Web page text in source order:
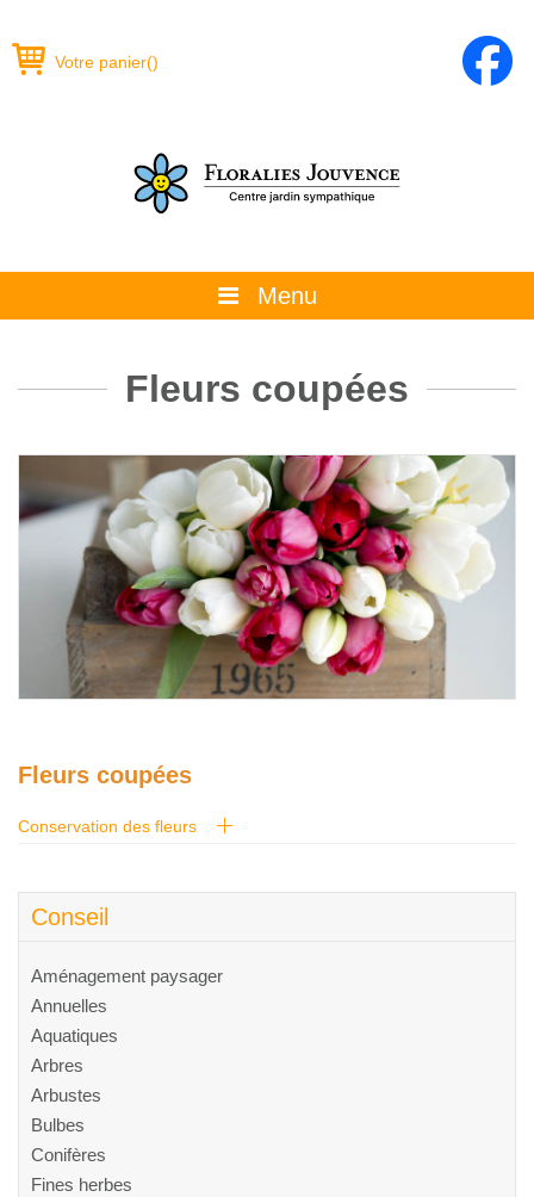
Votre panier()
Menu
La boutique
Conseils
Glossaire
Calendrier horticole
Emplois
Service à la clientèle
Fleurs coupées
Fleurs coupées
Conservation des fleurs
Conseil
Aménagement paysager
Annuelles
Aquatiques
Arbres
Arbustes
Bulbes
Conifères
Fines herbes